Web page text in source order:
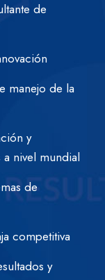
de
manejo de la
y
nivel mundial
de
competitiva
y